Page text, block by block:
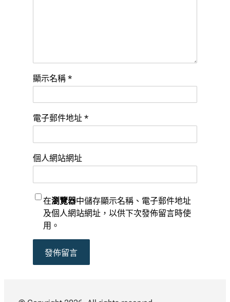
顯示名稱 *
電子郵件地址 *
個人網站網址
在瀏覽器中儲存顯示名稱、電子郵件地址
及個人網站網址，以供下次發佈留言時使
用。